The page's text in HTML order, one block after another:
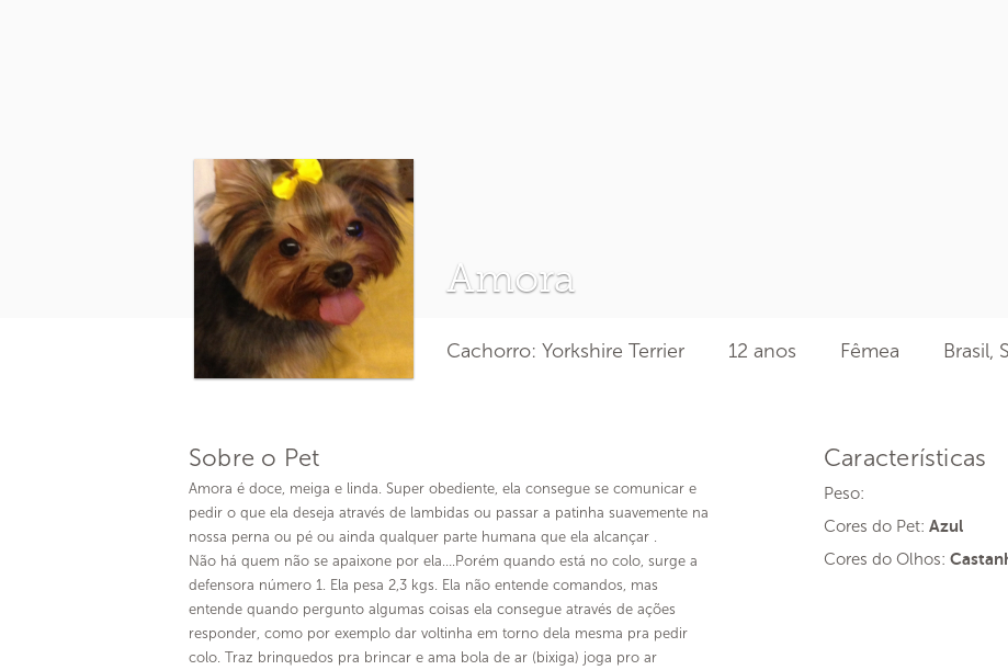
Amora
Cachorro: Yorkshire Terrier 12 anos Fêmea Brasil,
Sobre o Pet
Amora é doce, meiga e linda. Super obediente, ela consegue se comunicar e
pedir o que ela deseja através de lambidas ou passar a patinha suavemente na
nossa perna ou pé ou ainda qualquer parte humana que ela alcançar .
Não há quem não se apaixone por ela….Porém quando está no colo, surge a
defensora número 1. Ela pesa 2,3 kgs. Ela não entende comandos, mas
entende quando pergunto algumas coisas ela consegue através de ações
responder, como por exemplo dar voltinha em torno dela mesma pra pedir
colo. Traz brinquedos pra brincar e ama bola de ar (bixiga) joga pro ar
Características
Peso:
Cores do Pet: Azul
Cores do Olhos: